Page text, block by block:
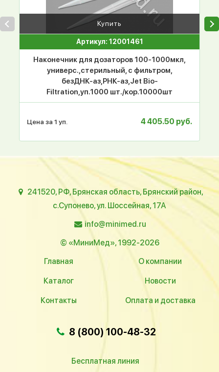
Купить
Артикул: 12001461
Наконечник для дозаторов 100-1000мкл,
универс.,стерильный, с фильтром,
безДНК-аз,РНК-аз,Jet Bio-
Filtration,уп.1000 шт./кор.10000шт
Цена за 1 уп. 4 405.50 руб.
241520, РФ, Брянская область, Брянский район,
с.Супонево, ул. Шоссейная, 17А
info@minimed.ru
© «МиниМед», 1992-2026
Главная
О компании
Каталог Новости
Контакты Оплата и доставка
8 (800) 100-48-32
Бесплатная линия